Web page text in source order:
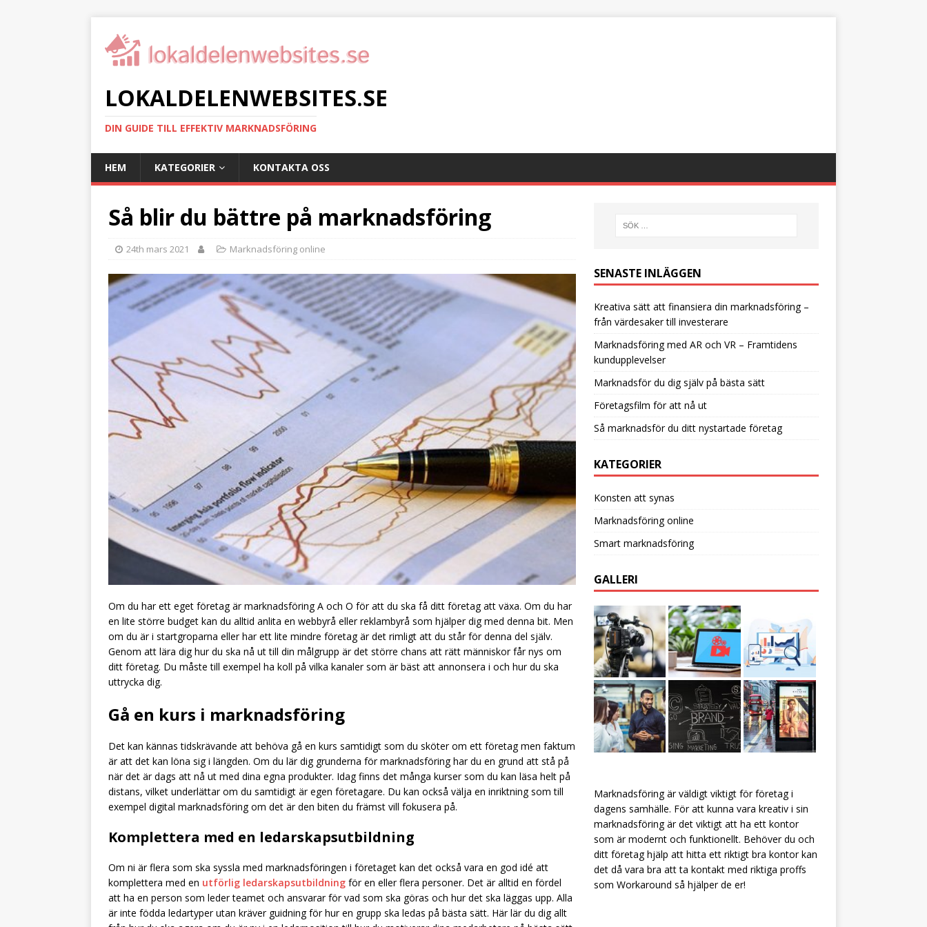
LOKALDELENWEBSITES.SE
DIN GUIDE TILL EFFEKTIV MARKNADSFÖRING
HEM KATEGORIER KONTAKTA OSS
Så blir du bättre på marknadsföring
24th mars 2021 Marknadsföring online
Om du har ett eget företag är marknadsföring A och O för att du ska få ditt företag att växa. Om du har
en lite större budget kan du alltid anlita en webbyrå eller reklambyrå som hjälper dig med denna bit. Men
om du är i startgroparna eller har ett lite mindre företag är det rimligt att du står för denna del själv.
Genom att lära dig hur du ska nå ut till din målgrupp är det större chans att rätt människor får nys om
ditt företag. Du måste till exempel ha koll på vilka kanaler som är bäst att annonsera i och hur du ska
uttrycka dig.
Gå en kurs i marknadsföring
Det kan kännas tidskrävande att behöva gå en kurs samtidigt som du sköter om ett företag men faktum
är att det kan löna sig i längden. Om du lär dig grunderna för marknadsföring har du en grund att stå på
när det är dags att nå ut med dina egna produkter. Idag finns det många kurser som du kan läsa helt på
distans, vilket underlättar om du samtidigt är egen företagare. Du kan också välja en inriktning som till
exempel digital marknadsföring om det är den biten du främst vill fokusera på.
Komplettera med en ledarskapsutbildning
Om ni är flera som ska syssla med marknadsföringen i företaget kan det också vara en god idé att
komplettera med en utförlig ledarskapsutbildning för en eller flera personer. Det är alltid en fördel
att ha en person som leder teamet och ansvarar för vad som ska göras och hur det ska läggas upp. Alla
är inte födda ledartyper utan kräver guidning för hur en grupp ska ledas på bästa sätt. Här lär du dig allt
SENASTE INLÄGGEN
Kreativa sätt att finansiera din marknadsföring –
från värdesaker till investerare
Marknadsföring med AR och VR – Framtidens
kundupplevelser
Marknadsför du dig själv på bästa sätt
Företagsfilm för att nå ut
Så marknadsför du ditt nystartade företag
KATEGORIER
Konsten att synas
Marknadsföring online
Smart marknadsföring
GALLERI
Marknadsföring är väldigt viktigt för företag i
dagens samhälle. För att kunna vara kreativ i sin
marknadsföring är det viktigt att ha ett kontor
som är modernt och funktionellt. Behöver du och
ditt företag hjälp att hitta ett riktigt bra kontor kan
det då vara bra att ta kontakt med riktiga proffs
som Workaround så hjälper de er!